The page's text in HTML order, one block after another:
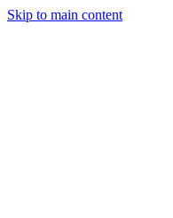
Skip to main content